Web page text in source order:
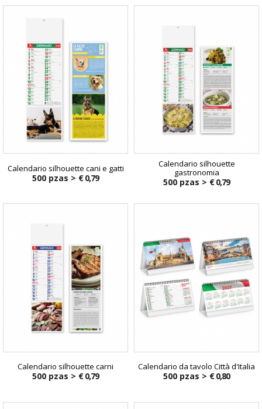
Calendario silhouette cani e gatti
500 pzas > € 0,79
Calendario silhouette
gastronomia
500 pzas > € 0,79
Calendario silhouette carni
500 pzas > € 0,79
Calendario da tavolo Città d'Italia
500 pzas > € 0,80